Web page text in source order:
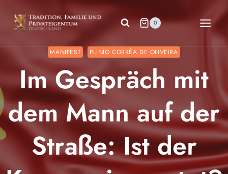
Inhalt
springen
0
MANIFEST PLINIO CORRÊA DE OLIVEIRA
Im Gespräch mit
dem Mann auf der
Straße: Ist der